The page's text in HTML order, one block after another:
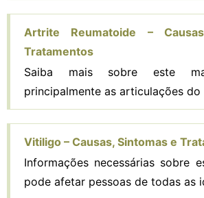
Artrite Reumatoide –
Tratamentos
Saiba mais sobre este
principalmente as articulações do
Vitiligo – Causas, Sintomas e
Informações necessárias sobre
pode afetar pessoas de todas as